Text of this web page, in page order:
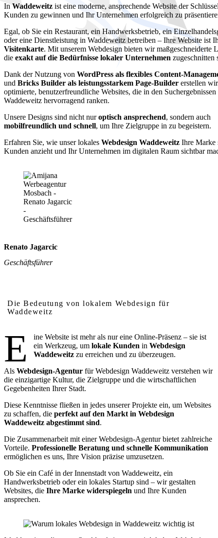
In Waddeweitz ist eine moderne, ansprechende Website der
Kunden zu gewinnen und Ihr Unternehmen erfolgreich zu
Egal, ob Sie ein Restaurant, ein Handwerksbetrieb, ein
oder eine Dienstleistung in Waddeweitz betreiben – Ihre Website ist
Visitenkarte. Mit unserem Webdesign bieten wir maßgeschneiderte
die exakt auf die Bedürfnisse lokaler Unternehmen zugeschnitten
Dank der Nutzung von WordPress als flexibles Content-
und Bricks Builder als leistungsstarkem Page-Builder erstellen
optimierte, benutzerfreundliche Websites, die in den
Waddeweitz hervorragend ranken.
Unsere Designs sind nicht nuroptisch ansprechend, sondern auch
mobilfreundlich und schnell, um Ihre Zielgruppe in zu begeistern.
Erfahren Sie, wie unser lokales Webdesign Waddeweitz Ihre Marke
Kunden anzieht und Ihr Unternehmen im digitalen Raum sichtbar
Renato Jagarcic
Geschäftsführer
Die Bedeutung von lokalem Webdesign für
Waddeweitz
E
ine Website ist mehr als nur eine Online-Präsenz – sie ist
ein Werkzeug, um lokale Kunden in Webdesign
Waddeweitz zu erreichen und zu überzeugen.
Als Webdesign-Agentur für Webdesign Waddeweitz verstehen wir
die einzigartige Kultur, die Zielgruppe und die wirtschaftlichen
Gegebenheiten Ihrer Stadt.
Diese Kenntnisse fließen in jedes unserer Projekte ein, um Websites
zu schaffen, die perfekt auf den Markt in Webdesign
Waddeweitz abgestimmt sind.
Die Zusammenarbeit mit einer Webdesign-Agentur bietet zahlreiche
Vorteile. Professionelle Beratung und schnelle Kommunikation
ermöglichen es uns, Ihre Vision präzise umzusetzen.
Ob Sie ein Café in der Innenstadt von Waddeweitz, ein
Handwerksbetrieb oder ein lokales Startup sind – wir gestalten
Websites, die Ihre Marke widerspiegeln und Ihre Kunden
ansprechen.